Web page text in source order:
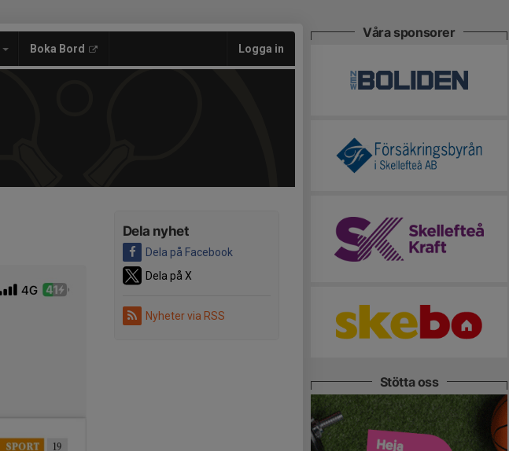
Boka Bord Logga in
Dela nyhet
Dela på Facebook
Dela på X
Nyheter via RSS
Våra sponsorer
Stötta oss